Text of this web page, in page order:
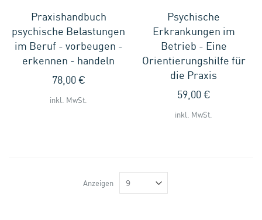
Praxishandbuch
psychische Belastungen
im Beruf - vorbeugen -
erkennen - handeln
78,00 €
inkl. MwSt.
Psychische
Erkrankungen im
Betrieb - Eine
Orientierungshilfe für
die Praxis
59,00 €
inkl. MwSt.
Anzeigen